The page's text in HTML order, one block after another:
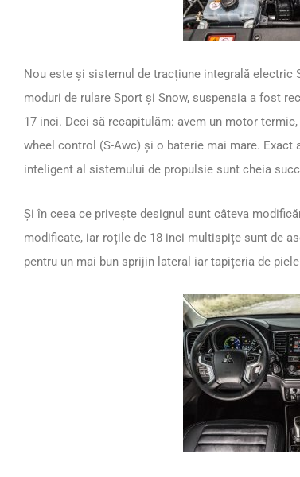
Nou este și sistemul de tracțiune integrală electric
moduri de rulare Sport și Snow, suspensia a fost
17 inci. Deci să recapitulăm: avem un motor
wheel control (S-Awc) și o baterie mai mare.
inteligent al sistemului de propulsie sunt cheia
Și în ceea ce privește designul sunt câteva
modificate, iar roțile de 18 inci multispițe sunt de
pentru un mai bun sprijin lateral iar tapițeria de